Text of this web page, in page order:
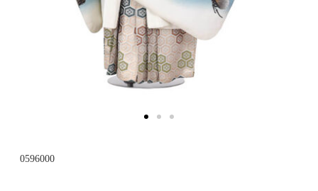
0596000